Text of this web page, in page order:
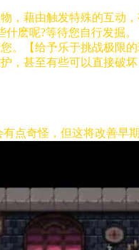
藉由触发特殊的互动
麽呢?等待您自行发掘。
。【给予乐于挑战极限的
，甚至有些可以直接破
点奇怪，但这将改善早